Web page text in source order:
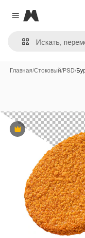
Close menu
Magnific
Главная/Стоковый/PSD/
Премиум